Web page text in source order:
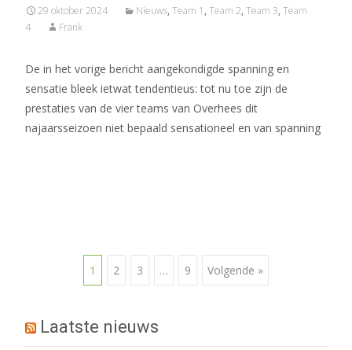
29 oktober 2024 Nieuws, Team 1 , Team 2, Team 3, Team
4
Frank
De in het vorige bericht aangekondigde spanning en
sensatie bleek ietwat tendentieus: tot nu toe zijn de
prestaties van de vier teams van Overhees dit
najaarsseizoen niet bepaald sensationeel en van spanning
Berichten
navigatie
1 2 3 … 9 Volgende »
Laatste nieuws